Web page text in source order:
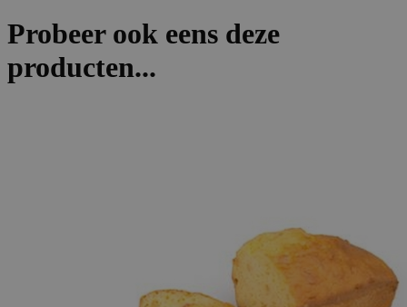
Probeer ook eens deze
producten...